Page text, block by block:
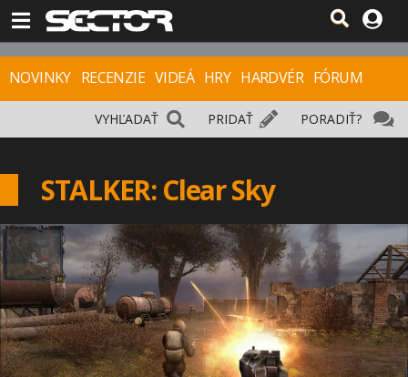
NOVINKY RECENZIE VIDEÁ HRY HARDVÉR FÓRUM
PORADIŤ?
PRIDAŤ
VYHĽADAŤ
STALKER: Clear Sky